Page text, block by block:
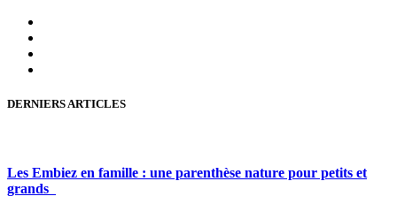
DERNIERS ARTICLES
Les Embiez en famille : une parenthèse nature pour petits et
grands